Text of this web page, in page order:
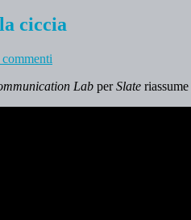
ciccia
commenti
Lab perSlate riassume